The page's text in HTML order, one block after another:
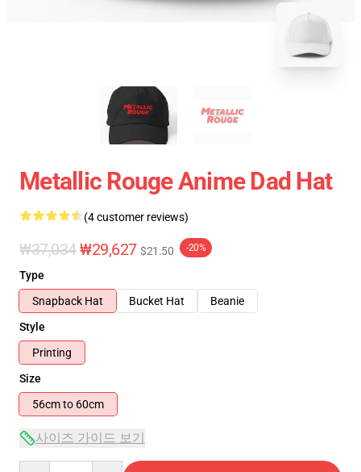
Metallic Rouge Anime Dad Hat
(4 customer reviews)
₩37,034₩29,627 $21.50 -20%
Type
Snapback Hat
Bucket Hat
Beanie
Style
Printing
Size
56cm to 60cm
사이즈 가이드 보기